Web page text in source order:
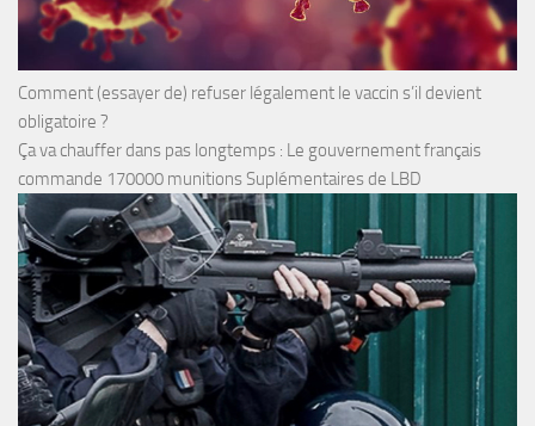
Comment (essayer de) refuser légalement le vaccin s’il devient
obligatoire ?
Ça va chauffer dans pas longtemps : Le gouvernement français
commande 170000 munitions Suplémentaires de LBD